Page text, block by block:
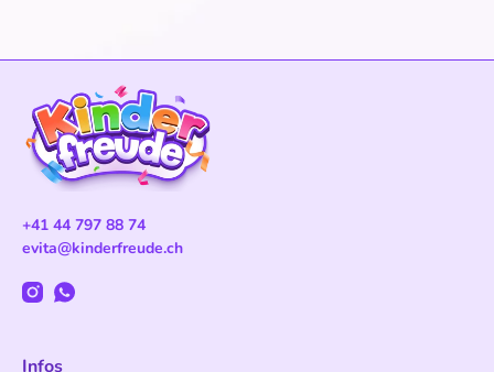
+41 44 797 88 74
evita@kinderfreude.ch
Infos